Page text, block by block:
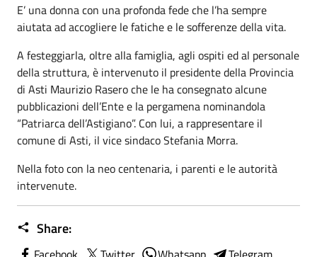
E’ una donna con una profonda fede che l’ha sempre
aiutata ad accogliere le fatiche e le sofferenze della vita.
A festeggiarla, oltre alla famiglia, agli ospiti ed al personale
della struttura, è intervenuto il presidente della Provincia
di Asti Maurizio Rasero che le ha consegnato alcune
pubblicazioni dell’Ente e la pergamena nominandola
“Patriarca dell’Astigiano”. Con lui, a rappresentare il
comune di Asti, il vice sindaco Stefania Morra.
Nella foto con la neo centenaria, i parenti e le autorità
intervenute.
Share: